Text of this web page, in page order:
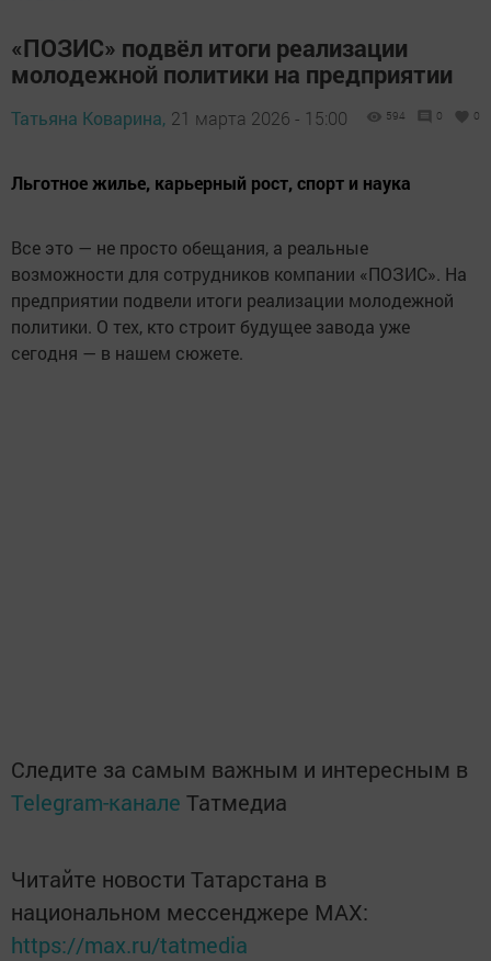
«ПОЗИС» подвёл итоги реализации
молодежной политики на предприятии
Татьяна Коварина, 21 марта 2026 - 15:00 594 0 0
Льготное жилье, карьерный рост, спорт и наука
Все это — не просто обещания, а реальные
возможности для сотрудников компании «ПОЗИС». На
предприятии подвели итоги реализации молодежной
политики. О тех, кто строит будущее завода уже
сегодня — в нашем сюжете.
Следите за самым важным и интересным в
Telegram-канале Татмедиа
Читайте новости Татарстана в
национальном мессенджере MАХ:
https://max.ru/tatmedia